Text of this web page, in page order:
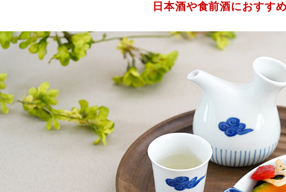
日本酒や食前酒におすす